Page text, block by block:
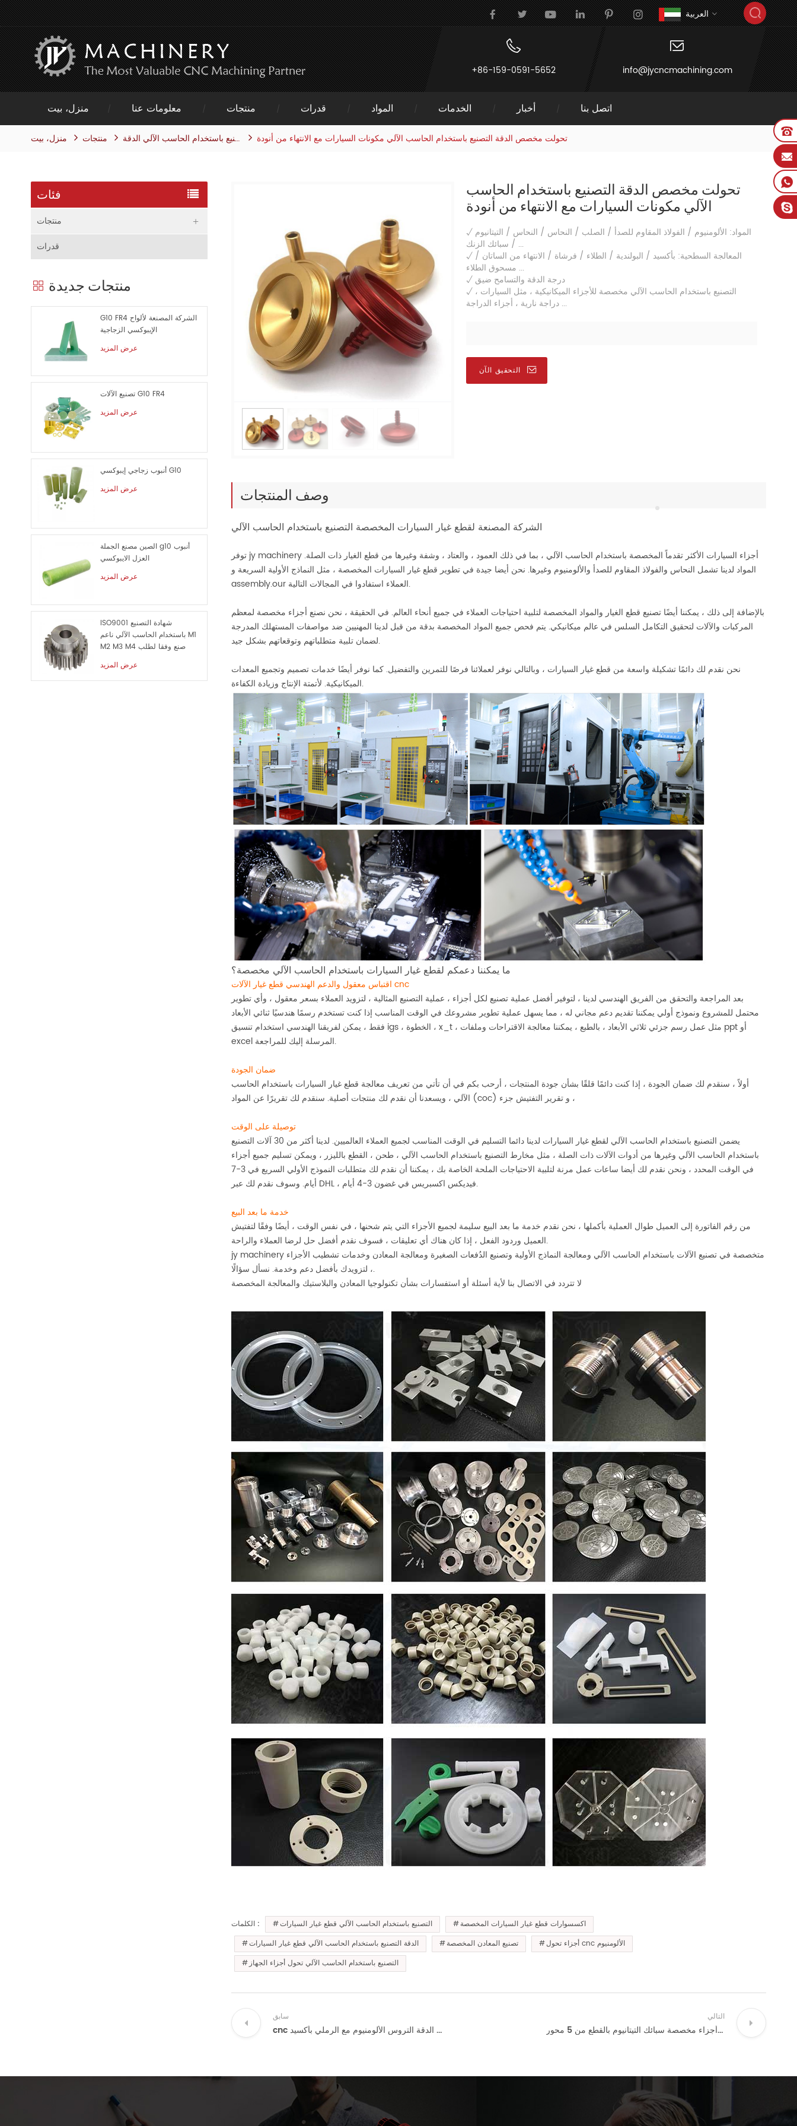
العربية
+86-159-0591-5652 info@jycncmachining.com
منزل، بيت معلومات عنا منتجات قدرات المواد الخدمات أخبار اتصل بنا
منزل، بيت منتجات التصنيع باستخدام الحاسب الآلي الدقة تحولت مخصص الدقة التصنيع باستخدام الحاسب الآلي مكونات السيارات مع الانتهاء من أنودة
تحولت مخصص الدقة التصنيع باستخدام الحاسب
الآلي مكونات السيارات مع الانتهاء من أنودة
√المواد: الألومنيوم / الفولاذ المقاوم للصدأ / الصلب / النحاس / النحاس / التيتانيوم
/ سبائك الزنك ...
√المعالجة السطحية: بأكسيد / البولندية / الطلاء / فرشاة / الانتهاء من الساتان /
مسحوق الطلاء ...
√ درجة الدقة والتسامح ضيق
√التصنيع باستخدام الحاسب الآلي مخصصة للأجزاء الميكانيكية ، مثل السيارات ،
دراجة نارية ، أجزاء الدراجة ...
التحقيق الآن
وصف المنتجات
الشركة المصنعة لقطع غيار السيارات المخصصة التصنيع باستخدام الحاسب الآلي
توفر jy machinery أجزاء السيارات الأكثر تقدماً المخصصة باستخدام الحاسب الآلي ، بما في ذلك العمود ، والعتاد ، وشفة وغيرها من قطع الغيار ذات الصلة.
المواد لدينا تشمل النحاس والفولاذ المقاوم للصدأ والألومنيوم وغيرها. نحن أيضا جيدة في تطوير قطع غيار السيارات المخصصة ، مثل النماذج الأولية السريعة و
assembly.our العملاء استفادوا في المجالات التالية.
بالإضافة إلى ذلك ، يمكننا أيضًا تصنيع قطع الغيار والمواد المخصصة لتلبية احتياجات العملاء في جميع أنحاء العالم. في الحقيقة ، نحن نصنع أجزاء مخصصة لمعظم
المركبات والآلات لتحقيق التكامل السلس في عالم ميكانيكي. يتم فحص جميع المواد المخصصة بدقة من قبل لدينا المهنيين ضد مواصفات المستهلك المدرجة
لضمان تلبية متطلباتهم وتوقعاتهم بشكل جيد.
نحن نقدم لك دائمًا تشكيلة واسعة من قطع غيار السيارات ، وبالتالي نوفر لعملائنا فرصًا للتمرين والتفضيل. كما نوفر أيضًا خدمات تصميم وتجميع المعدات
الميكانيكية. لأتمتة الإنتاج وزيادة الكفاءة.
ما يمكننا دعمكم لقطع غيار السيارات باستخدام الحاسب الآلي مخصصة؟
اقتباس معقول والدعم الهندسي قطع غيار الآلات cnc
بعد المراجعة والتحقق من الفريق الهندسي لدينا ، لتوفير أفضل عملية تصنيع لكل أجزاء ، عملية التصنيع المثالية ، لتزويد العملاء بسعر معقول ، وأي تطوير
محتمل للمشروع ونموذج أولي يمكننا تقديم دعم مجاني له ، مما يسهل عملية تطوير مشروعك في الوقت المناسب إذا كنت تستخدم رسمًا هندسيًا ثنائي الأبعاد
فقط ، يمكن لفريقنا الهندسي استخدام تنسيق igs ، الخطوة ، x_t ، مثل عمل رسم جزئي ثلاثي الأبعاد ، بالطبع ، يمكننا معالجة الاقتراحات وملفات ppt أو
excel المرسلة إليك للمراجعة.
ضمان الجودة
أولاً ، سنقدم لك ضمان الجودة ، إذا كنت دائمًا قلقًا بشأن جودة المنتجات ، أرحب بكم في أن تأتي من تعريف معالجة قطع غيار السيارات باستخدام الحاسب
الآلي ، ويسعدنا أن نقدم لك منتجات أصلية. سنقدم لك تقريرًا عن المواد (coc) و تقرير التفتيش جزء ،
توصيلة على الوقت
يضمن التصنيع باستخدام الحاسب الآلي لقطع غيار السيارات لدينا دائما التسليم في الوقت المناسب لجميع العملاء العالميين. لدينا أكثر من 30 آلات التصنيع
باستخدام الحاسب الآلي وغيرها من أدوات الآلات ذات الصلة ، مثل مخارط التصنيع باستخدام الحاسب الآلي ، طحن ، القطع بالليزر ، ويمكن تسليم جميع أجزاء
في الوقت المحدد ، ونحن نقدم لك أيضا ساعات عمل مرنة لتلبية الاحتياجات الملحة الخاصة بك ، يمكننا أن نقدم لك متطلبات النموذج الأولي السريع في 3-7
أيام. وسوف نقدم لك عبر DHL ، فيديكس اكسبريس في غضون 3-4 أيام.
خدمة ما بعد البيع
من رقم الفاتورة إلى العميل طوال العملية بأكملها ، نحن نقدم خدمة ما بعد البيع سليمة لجميع الأجزاء التي يتم شحنها ، في نفس الوقت ، أيضًا وفقًا لتفتيش
العميل وردود الفعل ، إذا كان هناك أي تعليقات ، فسوف نقدم أفضل حل لرضا العملاء والراحة.
jy machinery متخصصة في تصنيع الآلات باستخدام الحاسب الآلي ومعالجة النماذج الأولية وتصنيع الدُفعات الصغيرة ومعالجة المعادن وخدمات تشطيب الأجزاء
، لتزويدك بأفضل دعم وخدمة. نسأل سؤالًا.
لا تتردد في الاتصال بنا لأية أسئلة أو استفسارات بشأن تكنولوجيا المعادن والبلاستيك والمعالجة المخصصة
الكلمات : التصنيع باستخدام الحاسب الآلي قطع غيار السيارات
اكسسوارات قطع غيار السيارات المخصصة
الدقة التصنيع باستخدام الحاسب الآلي قطع غيار السيارات
تصنيع المعادن المخصصة
أجزاء تحول cnc الألومنيوم
التصنيع باستخدام الحاسب الآلي تحول أجزاء الجهاز
سابق
cnc مخصص الدقة التروس الألومنيوم مع الرملي بأكسيد
التالي
أجزاء مخصصة سبائك التيتانيوم بالقطع من 5 محور cnc الطحن
فئات
منتجات
قدرات
منتجات جديدة
G10 FR4 الشركة المصنعة لألواح
الإيبوكسي الزجاجية
عرض المزيد
تصنيع الآلات G10 FR4
عرض المزيد
أنبوب زجاجي إيبوكسي G10
عرض المزيد
الصين مصنع الجملة g10 أنبوب
العزل الايبوكسي
عرض المزيد
ISO9001 شهادة التصنيع
باستخدام الحاسب الآلي ناعم M1
M2 M3 M4 صنع وفقا لطلب
الزبون معدن قطع الغيار
عرض المزيد